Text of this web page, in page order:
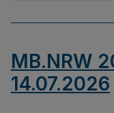
MB.NRW
14.07.2026